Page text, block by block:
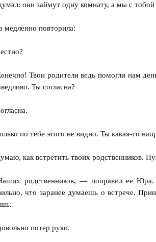
они займут одну комнату, а мы с
медленно повторила:
Твои родители ведь помогли нам
Ты согласна?
по тебе этого не видно. Ты какая-то
как встретить твоих родственников.
родственников, — поправил ее
что заранее думаешь о встрече.
потер руки.